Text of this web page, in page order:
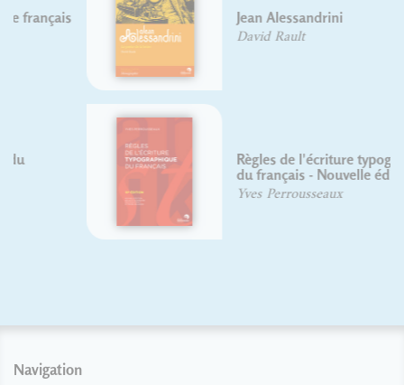
Jean Alessandrini
David Rault
Règles de l'écriture typographique
du français - Nouvelle édition
Yves Perrousseaux
Navigation